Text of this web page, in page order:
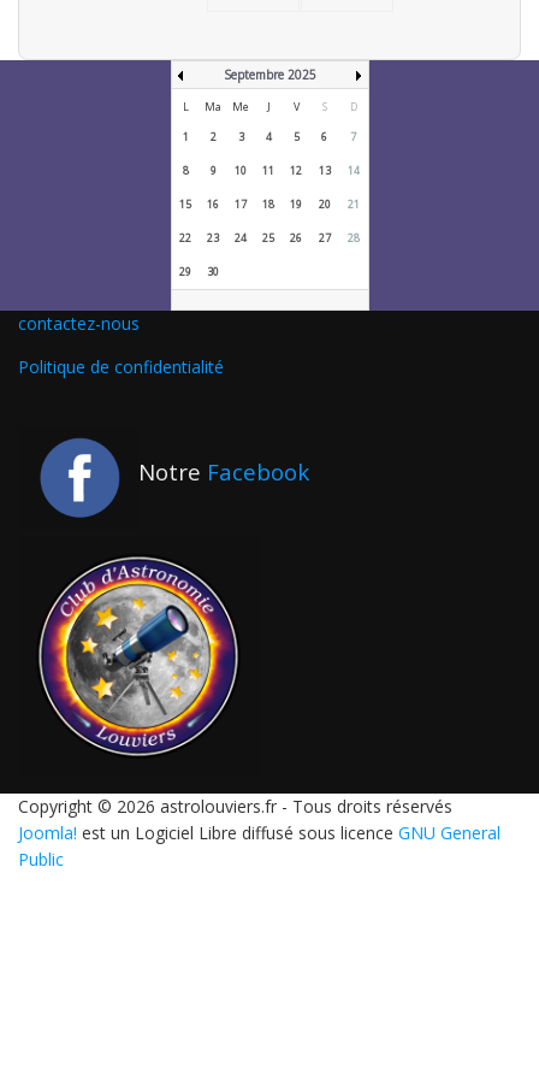
Septembre 2025
L Ma Me J V S
D
1
2 3 4 5 6 7
8 9 10 11 12 13 14
15 16 17 18 19 20 21
22 23 24 25 26 27 28
29 30
contactez-nous
Politique de confidentialité
Notre Facebook
Copyright © 2026 astrolouviers.fr - Tous droits réservés
Joomla! est un Logiciel Libre diffusé sous licence GNU General
Public